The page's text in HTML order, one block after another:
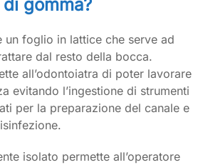
di gomma?
un foglio in lattice che serve ad
dal resto della bocca.
all’odontoiatra di poter lavorare
evitando l’ingestione di strumenti
per la preparazione del canale e
isolato permette all’operatore